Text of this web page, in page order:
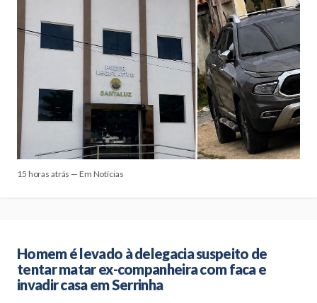
15 horas atrás — Em Notícias
Homem é levado à delegacia suspeito de
tentar matar ex-companheira com faca e
invadir casa em Serrinha